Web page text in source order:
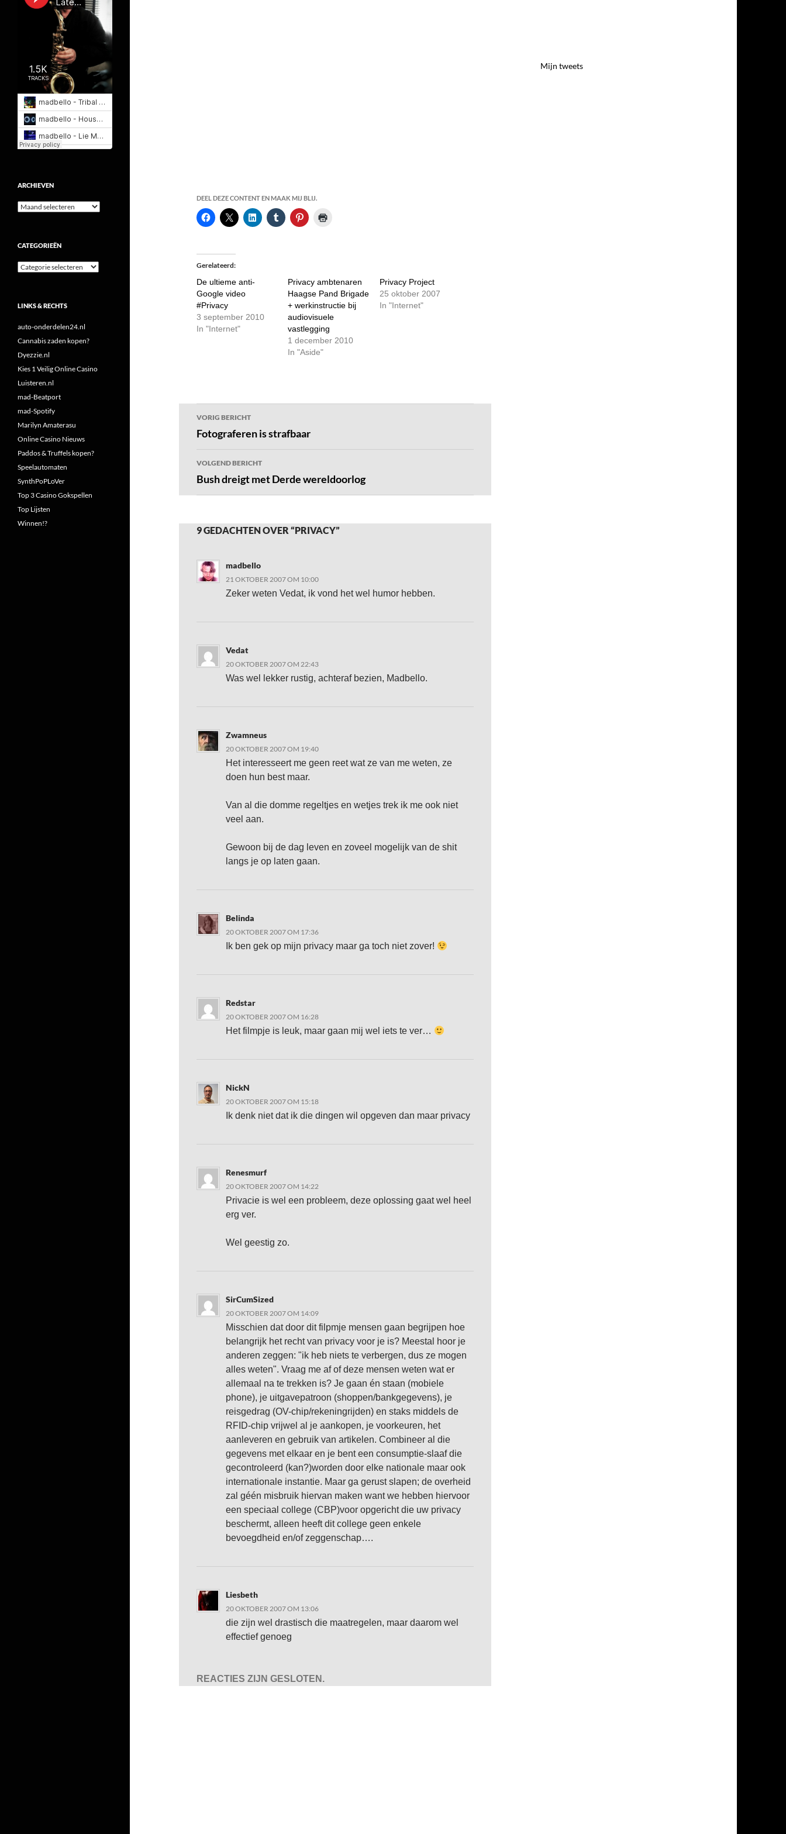
DEEL DEZE CONTENT EN MAAK MIJ BLIJ.
Gerelateerd
De ultieme anti-
Google video
#Privacy
3 september 2010
In "Internet"
Privacy ambtenaren
Haagse Pand Brigade
+ werkinstructie bij
audiovisuele
vastlegging
1 december 2010
In "Aside"
Privacy Project
25 oktober 2007
In "Internet"
Bericht
navigatie
VORIG BERICHT
Fotograferen is strafbaar
VOLGEND BERICHT
Bush dreigt met Derde wereldoorlog
9 GEDACHTEN OVER “PRIVACY”
madbello
21 OKTOBER 2007 OM 10:00
Zeker weten Vedat, ik vond het wel humor hebben.
Vedat
20 OKTOBER 2007 OM 22:43
Was wel lekker rustig, achteraf bezien, Madbello.
Zwamneus
20 OKTOBER 2007 OM 19:40
Het interesseert me geen reet wat ze van me weten, ze
doen hun best maar.
Van al die domme regeltjes en wetjes trek ik me ook niet
veel aan.
Gewoon bij de dag leven en zoveel mogelijk van de shit
langs je op laten gaan.
Belinda
20 OKTOBER 2007 OM 17:36
Ik ben gek op mijn privacy maar ga toch niet zover!
Redstar
20 OKTOBER 2007 OM 16:28
Het filmpje is leuk, maar gaan mij wel iets te ver…
NickN
20 OKTOBER 2007 OM 15:18
Ik denk niet dat ik die dingen wil opgeven dan maar privacy
Renesmurf
20 OKTOBER 2007 OM 14:22
Privacie is wel een probleem, deze oplossing gaat wel heel
erg ver.
Wel geestig zo.
SirCumSized
20 OKTOBER 2007 OM 14:09
Misschien dat door dit filpmje mensen gaan begrijpen hoe
belangrijk het recht van privacy voor je is? Meestal hoor je
anderen zeggen: "ik heb niets te verbergen, dus ze mogen
alles weten". Vraag me af of deze mensen weten wat er
allemaal na te trekken is? Je gaan én staan (mobiele
phone), je uitgavepatroon (shoppen/bankgegevens), je
reisgedrag (OV-chip/rekeningrijden) en staks middels de
RFID-chip vrijwel al je aankopen, je voorkeuren, het
aanleveren en gebruik van artikelen. Combineer al die
gegevens met elkaar en je bent een consumptie-slaaf die
gecontroleerd (kan?)worden door elke nationale maar ook
internationale instantie. Maar ga gerust slapen; de overheid
zal géén misbruik hiervan maken want we hebben hiervoor
een speciaal college (CBP)voor opgericht die uw privacy
beschermt, alleen heeft dit college geen enkele
bevoegdheid en/of zeggenschap….
Liesbeth
20 OKTOBER 2007 OM 13:06
die zijn wel drastisch die maatregelen, maar daarom wel
effectief genoeg
REACTIES ZIJN GESLOTEN.
Mijn tweets
ARCHIEVEN
Archieven
CATEGORIEËN
Categorieën
LINKS & RECHTS
auto-onderdelen24.nl
Cannabis zaden kopen?
Dyezzie.nl
Kies 1 Veilig Online Casino
Luisteren.nl
mad-Beatport
mad-Spotify
Marilyn Amaterasu
Online Casino Nieuws
Paddos & Truffels kopen?
Speelautomaten
SynthPoPLoVer
Top 3 Casino Gokspellen
Top Lijsten
Winnen!?